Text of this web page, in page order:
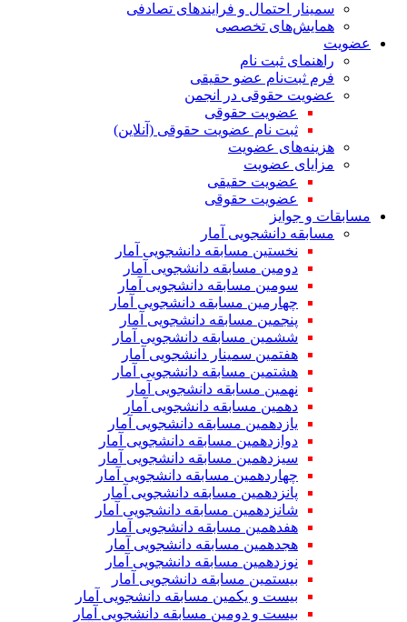
سمینار احتمال و فرایندهای تصادفی
همایش‌های تخصصی
عضویت
راهنمای ثبت نام
فرم ثبت‌نام عضو حقیقی
عضویت حقوقی در انجمن
عضویت حقوقی
ثبت نام عضویت حقوقی (آنلاین)
هزینه‌های عضویت
مزایای عضویت
عضویت حقیقی
عضویت حقوقی
مسابقات و جوایز
مسابقه دانشجویی آمار
نخستین مسابقه دانشجویی آمار
دومین مسابقه دانشجویی آمار
سومین مسابقه دانشجویی آمار
چهارمین مسابقه دانشجویی آمار
پنجمین مسابقه دانشجویی آمار
ششمین مسابقه دانشجویی آمار
هفتمین سمینار دانشجویی آمار
هشتمین مسابقه دانشجویی آمار
نهمین مسابقه دانشجویی آمار
دهمین مسابقه دانشجویی آمار
یازدهمین مسابقه دانشجویی آمار
دوازدهمین مسابقه دانشجویی آمار
سیزدهمین مسابقه دانشجویی آمار
چهاردهمین مسابقه دانشجویی آمار
پانزدهمین مسابقه دانشجویی آمار
شانزدهمین مسابقه دانشجویی آمار
هفدهمین مسابقه دانشجویی آمار
هجدهمین مسابقه دانشجویی آمار
نوزدهمین مسابقه دانشجویی آمار
بیستمین مسابقه دانشجویی آمار
بیست و یکمین مسابقه دانشجویی آمار
بیست و دومین مسابقه دانشجویی آمار